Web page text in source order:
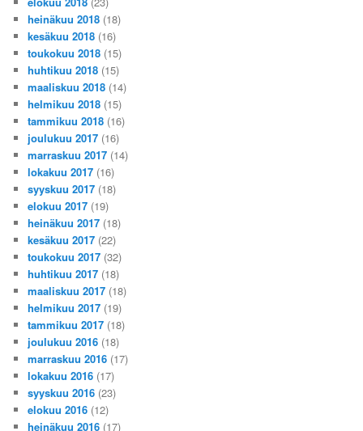
heinäkuu 2018 (18)
kesäkuu 2018 (16)
toukokuu 2018 (15)
huhtikuu 2018 (15)
maaliskuu 2018 (14)
helmikuu 2018 (15)
tammikuu 2018 (16)
joulukuu 2017 (16)
marraskuu 2017 (14)
lokakuu 2017 (16)
syyskuu 2017 (18)
elokuu 2017 (19)
heinäkuu 2017 (18)
kesäkuu 2017 (22)
toukokuu 2017 (32)
huhtikuu 2017 (18)
maaliskuu 2017 (18)
helmikuu 2017 (19)
tammikuu 2017 (18)
joulukuu 2016 (18)
marraskuu 2016 (17)
lokakuu 2016 (17)
syyskuu 2016 (23)
elokuu 2016 (12)
heinäkuu 2016 (17)